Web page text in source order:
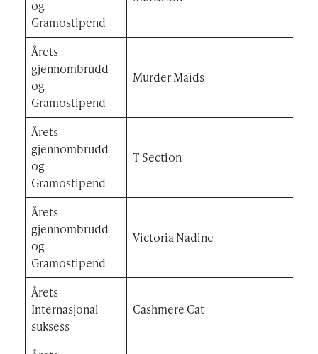
og
Gramostipend
Årets
gjennombrudd
og
Gramostipend
Murder Maids
Årets
gjennombrudd
og
Gramostipend
T Section
Årets
gjennombrudd
og
Gramostipend
Victoria Nadine
Årets
Internasjonal
suksess
Cashmere Cat